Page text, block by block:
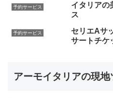
予約サービス
イタリアの
ス
予約サービス
セリエAサ
サートチケ
アーモイタリアの現地